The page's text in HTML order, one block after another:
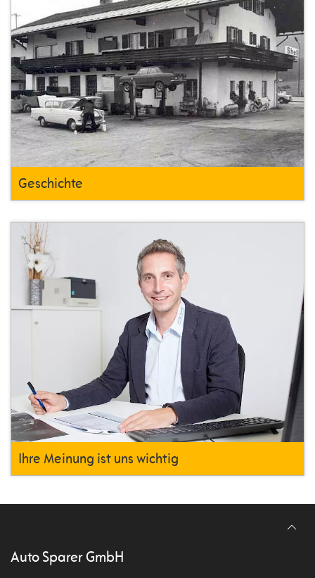
Geschichte
Ihre Meinung ist uns wichtig
Auto Sparer GmbH